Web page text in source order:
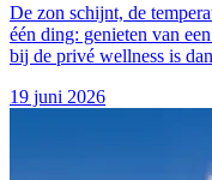
De zon schijnt, de
één ding: genieten van
bij de privé wellness is
19 juni 2026